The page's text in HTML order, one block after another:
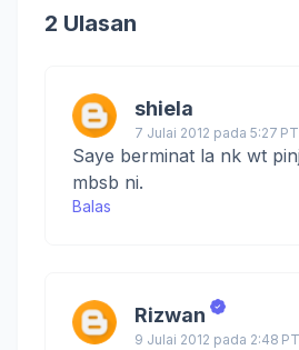
2 Ulasan
shiela
7 Julai 2012 pada 5:27
Saye berminat la nk wt
mbsb ni.
Balas
Rizwan
9 Julai 2012 pada 2:48